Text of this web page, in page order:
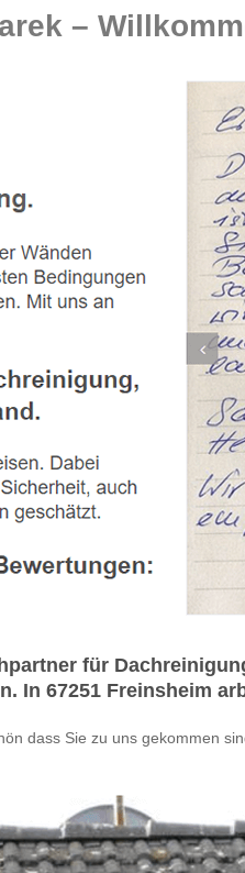
–
für
In 67251 Freinsheim
dass Sie zu uns gekommen